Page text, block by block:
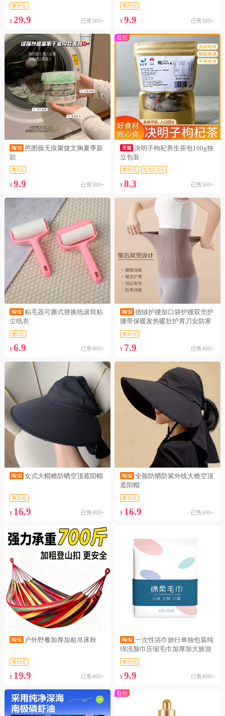
券20元
¥ 29.9 已售500+
券20元
¥9.9 已售500+
芭图薇无痕聚拢文胸夏季新
款
券5元
¥ 9.9 已售500+
红包
决明子枸杞养生茶包100g独
立包装
券10元 红包1.6元
¥8.3 已售500+
粘毛器可撕式替换纸滚筒粘
尘纸衣
券5元
¥ 6.9 已售400+
德绒护腰加口袋护腰双兜护
腰带保暖发热暖肚护胃刀女防寒
月子护腰
券10元
¥ 7.9 已售400+
女式大帽檐防晒空顶遮阳帽
券20元
¥ 16.9 已售400+
全脸防晒防紫外线大檐空顶
遮阳帽
券10元
¥ 16.9 已售400+
户外野餐加厚加粗吊床秋
券10元
¥ 19.9 已售400+
一次性浴巾旅行单独包装纯
绵洗脸巾压缩毛巾加厚加大旅游
酒店用品
券20元
¥9.9 已售400+
红包